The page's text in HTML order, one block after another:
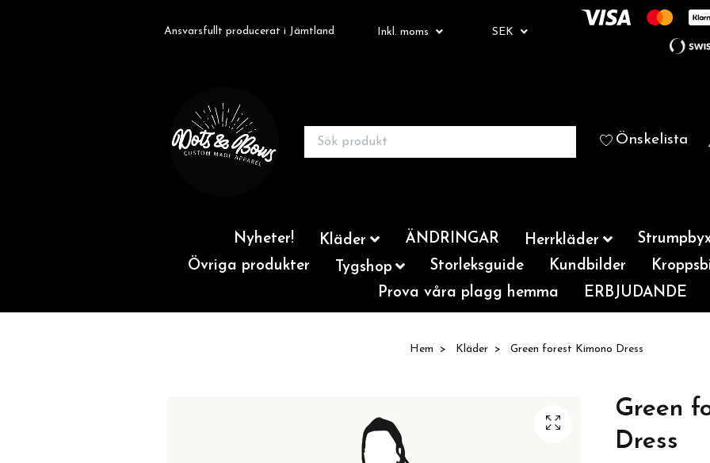
Ansvarsfullt producerat i Jämtland Inkl. moms SEK
Önskelista
Nyheter! Kläder ÄNDRINGAR Herrkläder
Övriga produkter
Tygshop Storleksguide Kundbilder
Prova våra plagg hemma
ERBJUDANDE
Hem Kläder Green forest Kimono Dress
Green
Dress